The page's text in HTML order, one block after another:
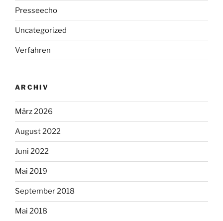
Presseecho
Uncategorized
Verfahren
ARCHIV
März 2026
August 2022
Juni 2022
Mai 2019
September 2018
Mai 2018